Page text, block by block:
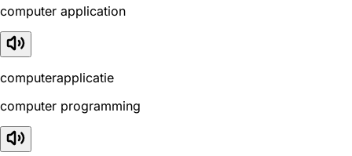
computer application
computerapplicatie
computer programming